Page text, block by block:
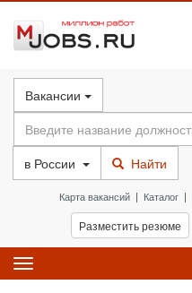
Вакансии
в России Найти
Карта вакансий| Каталог|
Разместить резюме
Toggle
navigation